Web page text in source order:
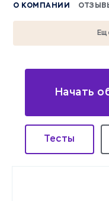
О КОМПАНИИ
Начать
Тесты